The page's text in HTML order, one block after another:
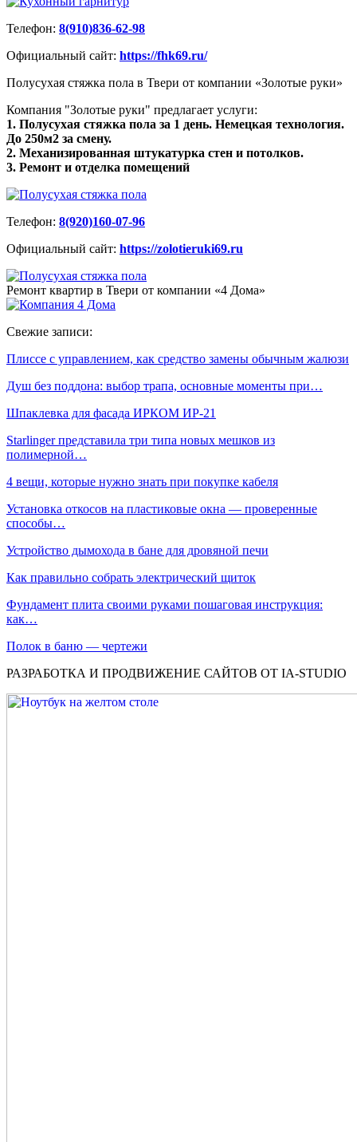
Телефон: 8(910)836-62-98
Официальный сайт: https://fhk69.ru/
Полусухая стяжка пола в Твери от компании «Золотые руки»
Компания "Золотые руки" предлагает услуги:
1. Полусухая стяжка пола за 1 день. Немецкая технология.
До 250м2 за смену.
2. Механизированная штукатурка стен и потолков.
3. Ремонт и отделка помещений
Телефон: 8(920)160-07-96
Официальный сайт: https://zolotieruki69.ru
Ремонт квартир в Твери от компании «4 Дома»
Свежие записи:
Плиссе с управлением, как средство замены обычным жалюзи
Душ без поддона: выбор трапа, основные моменты при…
Шпаклевка для фасада ИРКОМ ИР-21
Starlinger представила три типа новых мешков из
полимерной…
4 вещи, которые нужно знать при покупке кабеля
Установка откосов на пластиковые окна — проверенные
способы…
Устройство дымохода в бане для дровяной печи
Как правильно собрать электрический щиток
Фундамент плита своими руками пошаговая инструкция:
как…
Полок в баню — чертежи
РАЗРАБОТКА И ПРОДВИЖЕНИЕ САЙТОВ ОТ IA-STUDIO